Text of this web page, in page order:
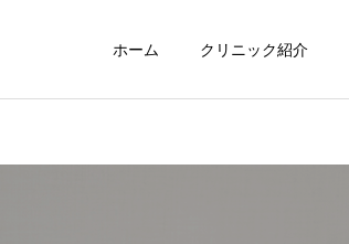
ホーム クリニック紹介